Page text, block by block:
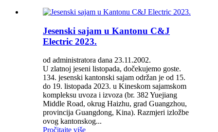
Jesenski sajam u Kantonu C&J
Electric 2023.
od administratora dana 23.11.2002.
U zlatnoj jeseni listopada, dočekujemo goste.
134. jesenski kantonski sajam održan je od 15.
do 19. listopada 2023. u Kineskom sajamskom
kompleksu uvoza i izvoza (br. 382 Yuejiang
Middle Road, okrug Haizhu, grad Guangzhou,
provincija Guangdong, Kina). Razmjeri izložbe
ovog kantonskog...
Pročitajte više